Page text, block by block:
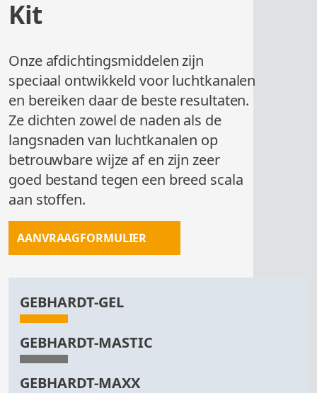
Kit
Onze afdichtingsmiddelen zijn
speciaal ontwikkeld voor luchtkanalen
en bereiken daar de beste resultaten.
Ze dichten zowel de naden als de
langsnaden van luchtkanalen op
betrouwbare wijze af en zijn zeer
goed bestand tegen een breed scala
aan stoffen.
AANVRAAGFORMULIER
GEBHARDT-GEL
GEBHARDT-MASTIC
GEBHARDT-MAXX
OVERZICHT
BEUGELS
OVERZICHT
OVERZICHT
MACHINES
AANVRAAG